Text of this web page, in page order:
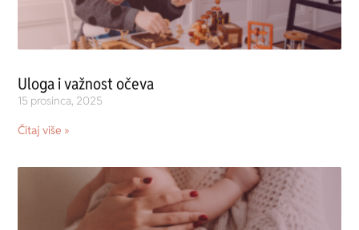
Uloga i važnost očeva
15 prosinca, 2025
Čitaj više »